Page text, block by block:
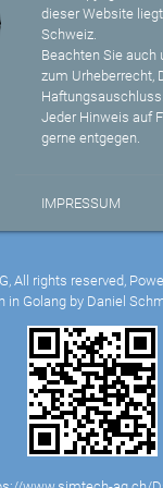
dieser Website
Schweiz.
Beachten Sie auch
zum Urheberrecht,
Haftungsauschluss.
Jeder Hinweis auf
gerne entgegen.
IMPRESSUM
All rights reserved,
in Golang by Daniel